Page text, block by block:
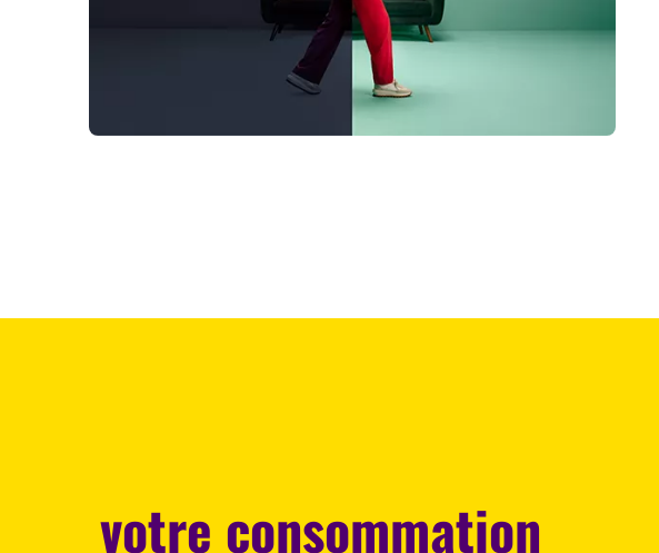
votre consommation